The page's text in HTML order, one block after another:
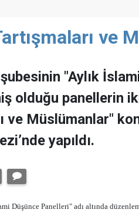
ve
"Aylık
olduğu panellerin
ve Müslümanlar"
yapıldı.
Düşünce Panelleri" adı altında